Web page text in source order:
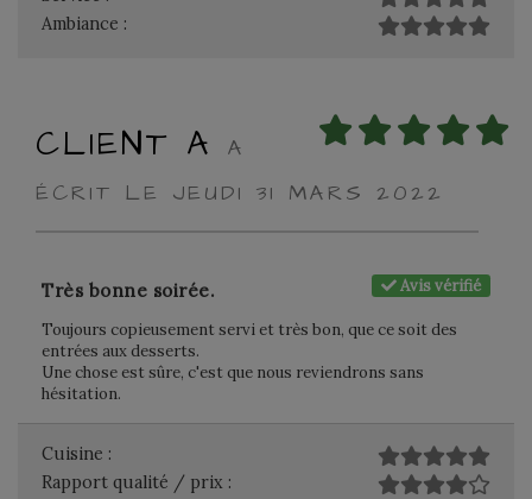
Ambiance :
CLIENT A
A
ÉCRIT LE JEUDI 31 MARS 2022
Avis vérifié
Très bonne soirée.
Toujours copieusement servi et très bon, que ce soit des
entrées aux desserts.
Une chose est sûre, c'est que nous reviendrons sans
hésitation.
Cuisine :
Rapport qualité / prix :